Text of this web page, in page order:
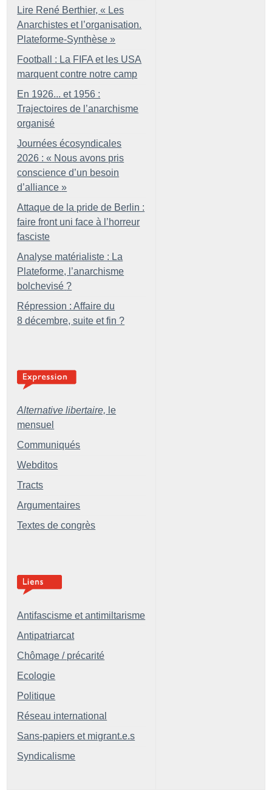
Lire René Berthier, « Les
Anarchistes et l’organisation.
Plateforme-Synthèse »
Football : La FIFA et les USA
marquent contre notre camp
En 1926... et 1956 :
Trajectoires de l’anarchisme
organisé
Journées écosyndicales
2026 : « Nous avons pris
conscience d’un besoin
d’alliance »
Attaque de la pride de Berlin :
faire front uni face à l’horreur
fasciste
Analyse matérialiste : La
Plateforme, l’anarchisme
bolchevisé ?
Répression : Affaire du
8 décembre, suite et fin ?
Alternative libertaire, le
mensuel
Communiqués
Webditos
Tracts
Argumentaires
Textes de congrès
Antifascisme et antimiltarisme
Antipatriarcat
Chômage / précarité
Ecologie
Politique
Réseau international
Sans-papiers et migrant.e.s
Syndicalisme